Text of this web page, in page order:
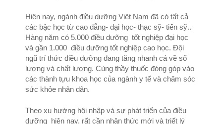
Hiện nay, ngành điều dưỡng Việt Nam đã có tất cả
các bậc học từ cao đẳng- đại học- thạc sỹ- tiến sỹ..
Hàng năm có 5.000 điều dưỡng tốt nghiệp đại học
và gần 1.000 điều dưỡng tốt nghiệp cao học. Đội
ngũ trí thức điều dưỡng đang tăng nhanh cả về số
lượng và chất lượng. Cùng thầy thuốc đóng góp vào
các thành tựu khoa học của ngành y tế và chăm sóc
sức khỏe nhân dân.
Theo xu hướng hội nhập và sự phát triển của điều
dưỡng hiện nay, rất cần nhận thức mới và triết lý